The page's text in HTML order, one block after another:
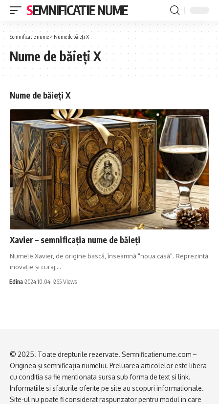
SEMNIFICATIE NUME
Semnificatie nume > Nume de băieți X
Nume de băieți X
Nume de băieți X
Xavier – semnificația nume de băieți
Numele Xavier, de origine bască, înseamnă "noua casă". Reprezintă
inovație și curaj,…
Edina 2024.10.04. 265 Views
© 2025. Toate drepturile rezervate. Semnificatienume.com –
Originea și semnificația numelui. Preluarea articolelor este libera
cu conditia sa fie mentionata sursa sub forma de text si link.
Informatiile si sfaturile oferite pe site au scopuri informationale.
Site-ul nu poate fi considerat raspunzator pentru modul in care